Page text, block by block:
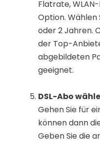
Flatrate,
Option. Wählen
oder 2 Jahren.
der Top-
abgebildeten
geeignet.
DSL-Abo
Gehen Sie für
können dann
Geben Sie die